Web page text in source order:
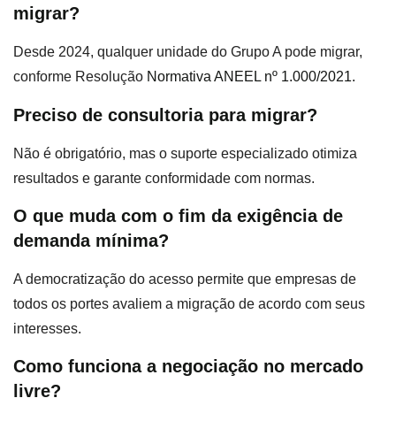
migrar?
Desde 2024, qualquer unidade do Grupo A pode migrar,
conforme Resolução Normativa ANEEL nº 1.000/2021.
Preciso de consultoria para migrar?
Não é obrigatório, mas o suporte especializado otimiza
resultados e garante conformidade com normas.
O que muda com o fim da exigência de
demanda mínima?
A democratização do acesso permite que empresas de
todos os portes avaliem a migração de acordo com seus
interesses.
Como funciona a negociação no mercado
livre?